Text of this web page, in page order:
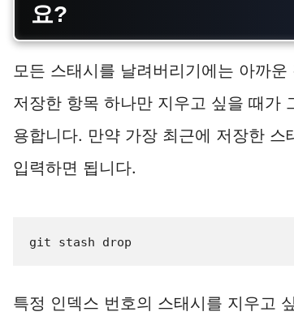
요?
모든 스태시를 날려버리기에는 아까
저장한 항목 하나만 지우고 싶을 때가
용합니다. 만약 가장 최근에 저장한
입력하면 됩니다.
git stash drop
특정 인덱스 번호의 스태시를 지우고